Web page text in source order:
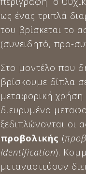
ως ένας τριπλά
του βρίσκεται το
(συνειδητό, προ-
Στο μοντέλο που
βρίσκουμε δίπλα
μεταφορική χρήση
διευρυμένο
ξεδιπλώνονται οι
προβολικής (
Identification).
μεταναστεύουν